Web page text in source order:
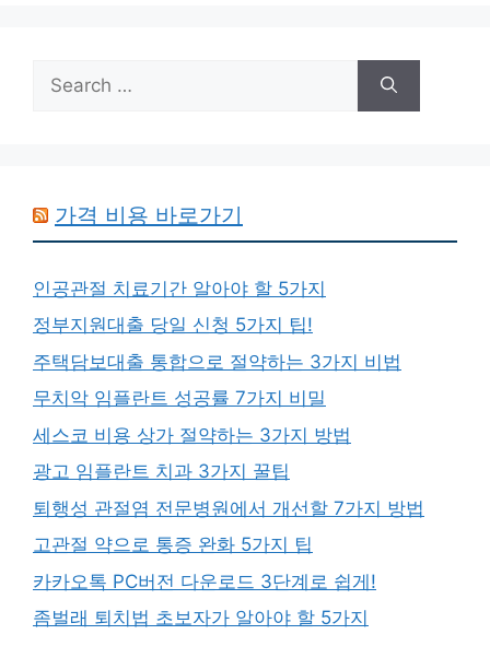
for:
가격 비용 바로가기
인공관절 치료기간 알아야 할 5가지
정부지원대출 당일 신청 5가지 팁!
주택담보대출 통합으로 절약하는 3가지 비법
무치악 임플란트 성공률 7가지 비밀
세스코 비용 상가 절약하는 3가지 방법
광고 임플란트 치과 3가지 꿀팁
퇴행성 관절염 전문병원에서 개선할 7가지 방법
고관절 약으로 통증 완화 5가지 팁
카카오톡 PC버전 다운로드 3단계로 쉽게!
좀벌래 퇴치법 초보자가 알아야 할 5가지